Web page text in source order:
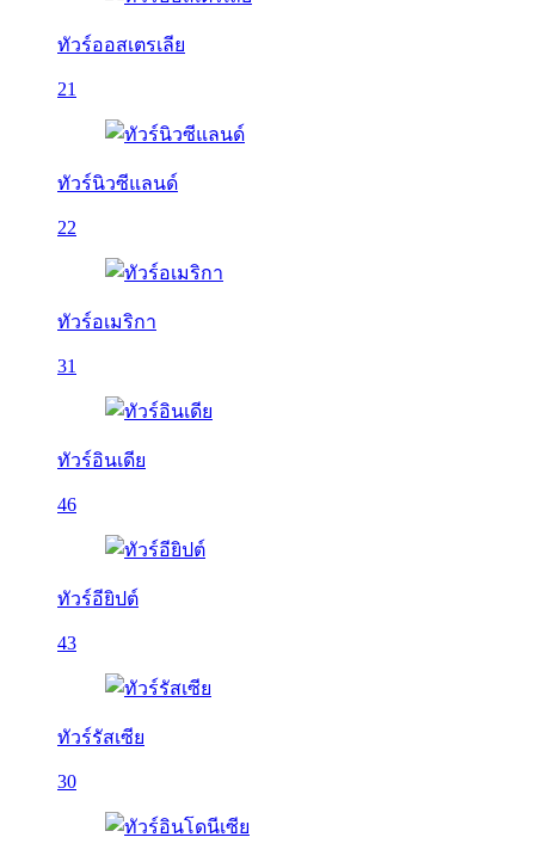
ทัวร์ออสเตรเลีย
21
ทัวร์นิวซีแลนด์
22
ทัวร์อเมริกา
31
ทัวร์อินเดีย
46
ทัวร์อียิปต์
43
ทัวร์รัสเซีย
30